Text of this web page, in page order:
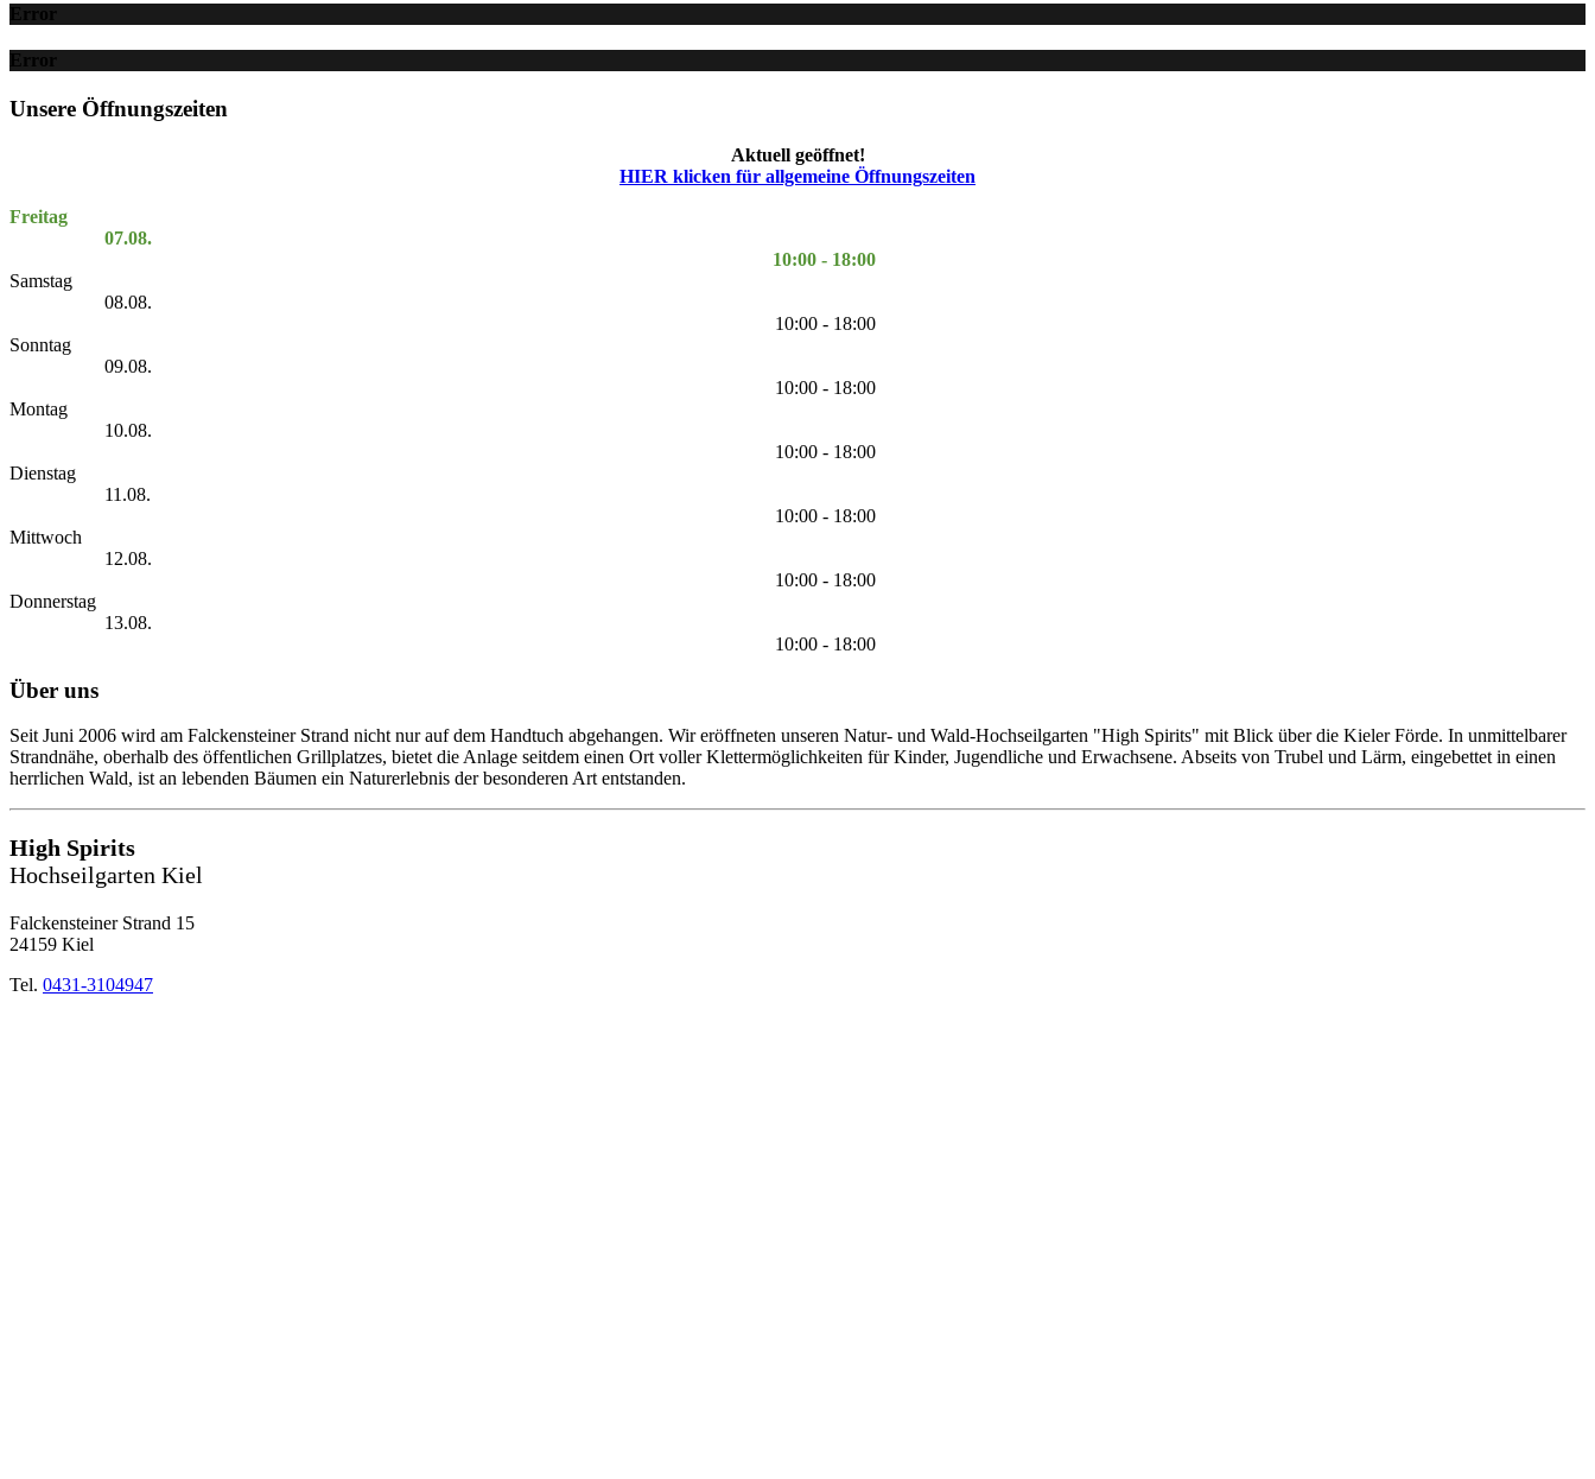
Error
Error
Unsere Öffnungszeiten
Aktuell geöffnet!
HIER klicken für allgemeine Öffnungszeiten
Freitag
07.08.
10:00 - 18:00
Samstag
08.08.
10:00 - 18:00
Sonntag
09.08.
10:00 - 18:00
Montag
10.08.
10:00 - 18:00
Dienstag
11.08.
10:00 - 18:00
Mittwoch
12.08.
10:00 - 18:00
Donnerstag
13.08.
10:00 - 18:00
Über uns
Seit Juni 2006 wird am Falckensteiner Strand nicht nur auf dem Handtuch abgehangen. Wir eröffneten unseren Natur- und Wald-Hochseilgarten "High Spirits" mit Blick über die Kieler Förde. In unmittelbarer
Strandnähe, oberhalb des öffentlichen Grillplatzes, bietet die Anlage seitdem einen Ort voller Klettermöglichkeiten für Kinder, Jugendliche und Erwachsene. Abseits von Trubel und Lärm, eingebettet in einen
herrlichen Wald, ist an lebenden Bäumen ein Naturerlebnis der besonderen Art entstanden.
High Spirits
Hochseilgarten Kiel
Falckensteiner Strand 15
24159 Kiel
Tel. 0431-3104947